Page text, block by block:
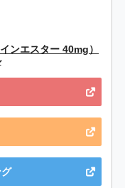
ンエスター 40mg）